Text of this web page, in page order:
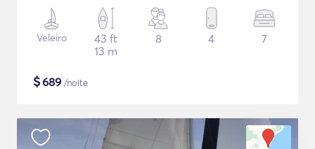
Veleiro
43 ft
13 m
8 4 7
$689 /noite